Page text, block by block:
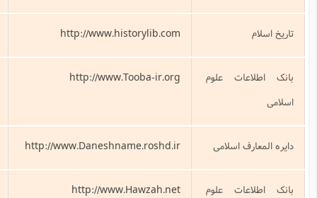
http:// کتابخانه تخصصی تاریخ اسلام و ایران
http:// طوبي( مرکز تحقیقات اسلامی)
http:// دانشنامه رشد
http:// حوزه نت (مرکزتحقیقات کامپیوتری